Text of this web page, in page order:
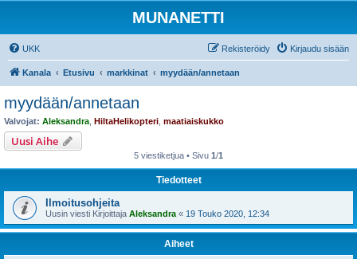
MUNANETTI
UKK Kirjaudu sisään
Rekisteröidy
Kanala Etusivu markkinat myydään/annetaan
myydään/annetaan
Valvojat: Aleksandra HiltaHelikopteri maatiaiskukko
Uusi Aihe
5 viestiketjua • Sivu 1/1
Tiedotteet
Ilmoitusohjeita
Uusin viesti Kirjoittaja Aleksandra « 19 Touko 2020, 12:34
Aiheet